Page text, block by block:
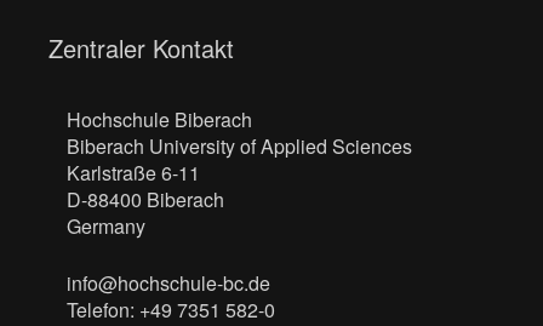
Zentraler Kontakt
Hochschule Biberach
Biberach University of Applied Sciences
Karlstraße 6-11
D-88400 Biberach
Germany
info@hochschule-bc.de
Telefon: +49 7351 582-0